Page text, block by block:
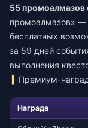
55 промоалмазов
промоалмазов» —
бесплатных
за 59 дней
выполнения
Премиум-
Награда